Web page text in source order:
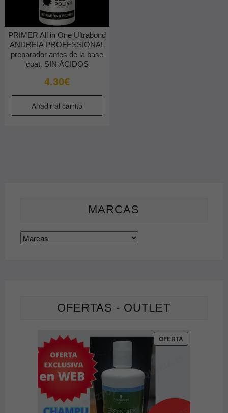
PRIMER All in One Ultrabond
ANDREIA PROFESSIONAL
preparador antes de la base
coat. SIN ÁCIDOS
4.30€
Añadir al carrito
MARCAS
OFERTAS - OUTLET
OFERTAPRODUCTO
EN